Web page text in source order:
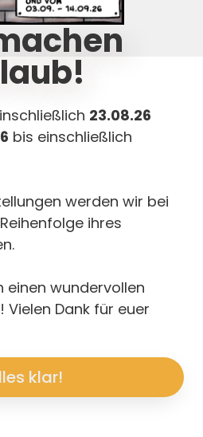
Impressum
Datenschutz
Vertrag
23.08.26
bis einschließlich
werden wir bei
ihres
einen wundervollen
Dank für euer
klar!